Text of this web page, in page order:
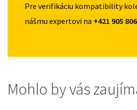
Pre verifikáciu kompatibility
nášmu expertovi na +421 905
Mohlo by vás